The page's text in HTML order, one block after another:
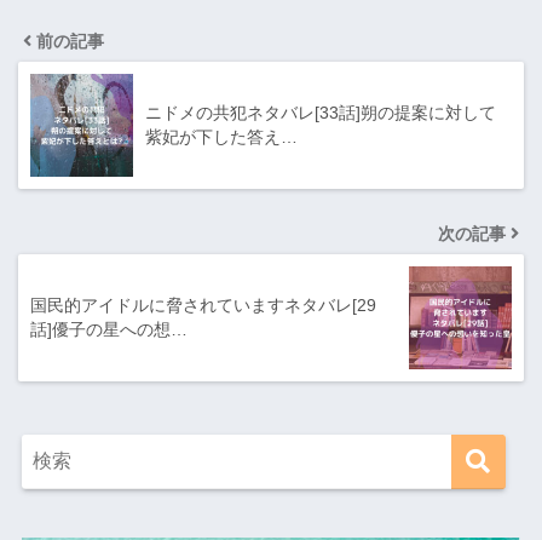
前の記事
ニドメの共犯ネタバレ[33話]朔の提案に対して
紫妃が下した答え…
次の記事
国民的アイドルに脅されていますネタバレ[29
話]優子の星への想…